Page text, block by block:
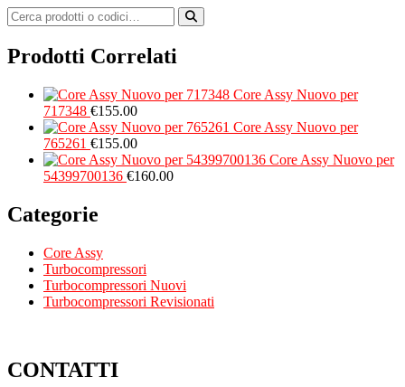
Prodotti Correlati
Core Assy Nuovo per
717348 €155.00
Core Assy Nuovo per
765261 €155.00
Core Assy Nuovo per
54399700136 €160.00
Categorie
Core Assy
Turbocompressori
Turbocompressori Nuovi
Turbocompressori Revisionati
CONTATTI